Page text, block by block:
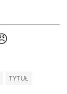
TYTUŁ